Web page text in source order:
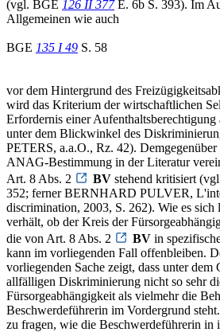
(vgl. BGE 126 II 377E. 6b S. 393). Im
Allgemeinen wie auch
BGE 135 I 49 S. 58
vor dem Hintergrund des
wird das Kriterium der wirtschaftlichen
Erfordernis einer
unter dem Blickwinkel des
PETERS, a.a.O., Rz. 42).
ANAG-Bestimmung in der Literatur
Art. 8 Abs. 2
BV stehend kritisiert
352; ferner BERNHARD PULVER,
discrimination, 2003, S. 262). Wie es sich
verhält, ob der Kreis der
die von Art. 8 Abs. 2
BV in
kann im vorliegenden Fall offenbleiben.
vorliegenden Sache zeigt, dass unter dem
allfälligen Diskriminierung nicht so sehr
Fürsorgeabhängigkeit als vielmehr die
Beschwerdeführerin im Vordergrund
zu fragen, wie die Beschwerdeführerin in